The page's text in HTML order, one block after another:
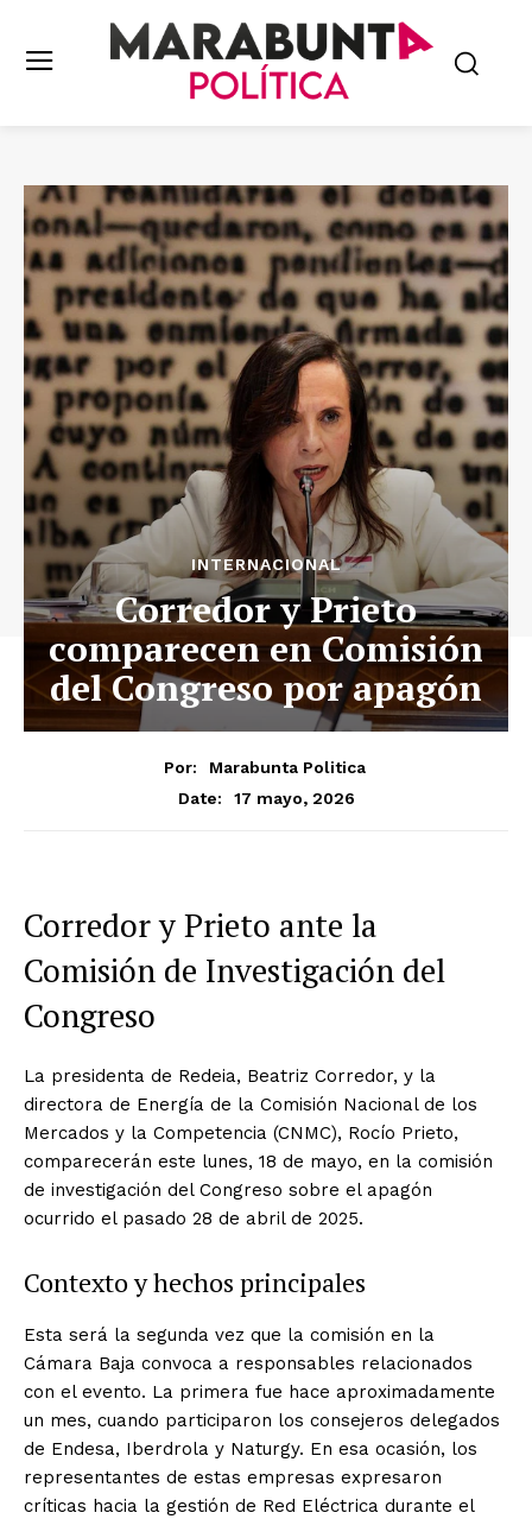
INTERNACIONAL
Corredor y Prieto
comparecen en Comisión
del Congreso por apagón
Por:
Marabunta Politica
Date:
17 mayo, 2026
Corredor y Prieto ante la
Comisión de Investigación del
Congreso
La presidenta de Redeia, Beatriz Corredor, y la
directora de Energía de la Comisión Nacional de los
Mercados y la Competencia (CNMC), Rocío Prieto,
comparecerán este lunes, 18 de mayo, en la comisión
de investigación del Congreso sobre el apagón
ocurrido el pasado 28 de abril de 2025.
Contexto y hechos principales
Esta será la segunda vez que la comisión en la
Cámara Baja convoca a responsables relacionados
con el evento. La primera fue hace aproximadamente
un mes, cuando participaron los consejeros delegados
de Endesa, Iberdrola y Naturgy. En esa ocasión, los
representantes de estas empresas expresaron
críticas hacia la gestión de Red Eléctrica durante el